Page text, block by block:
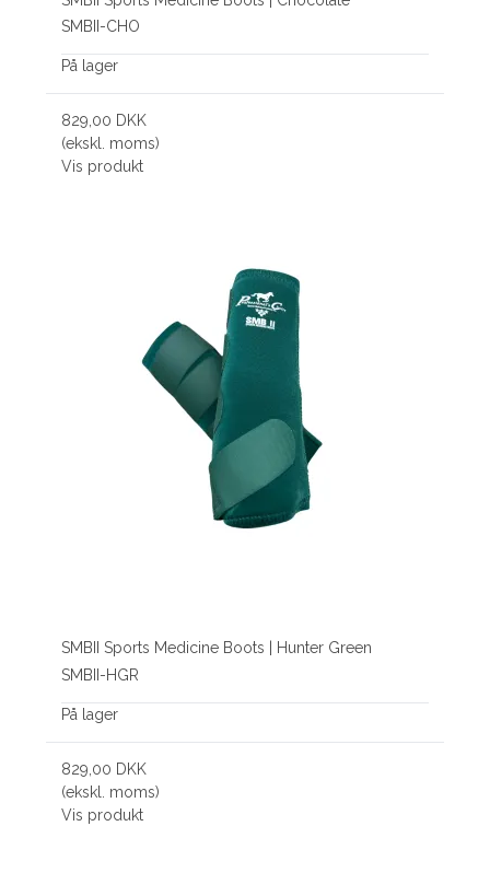
SMBII-CHO
På lager
829,00 DKK
(ekskl. moms)
Vis produkt
SMBII Sports Medicine Boots | Hunter Green
SMBII-HGR
På lager
829,00 DKK
(ekskl. moms)
Vis produkt